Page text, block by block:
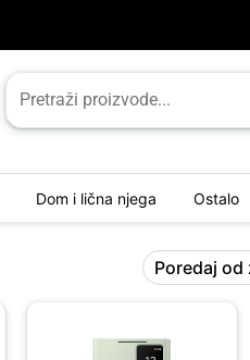
Dom i lična njega Ostalo